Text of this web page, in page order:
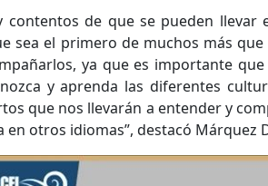
contentos de que se pueden llevar
sea el primero de muchos más
ya que es importante
y aprenda las diferentes
que nos llevarán a entender y
en otros idiomas”, destacó Márquez